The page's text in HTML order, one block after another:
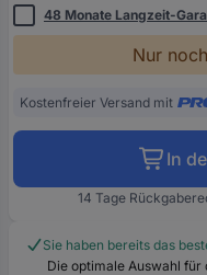
48 Monate Langzeit-
Nur
Kostenfreier Versand mit
In
14 Tage
Sie haben bereits das
Die optimale Auswahl